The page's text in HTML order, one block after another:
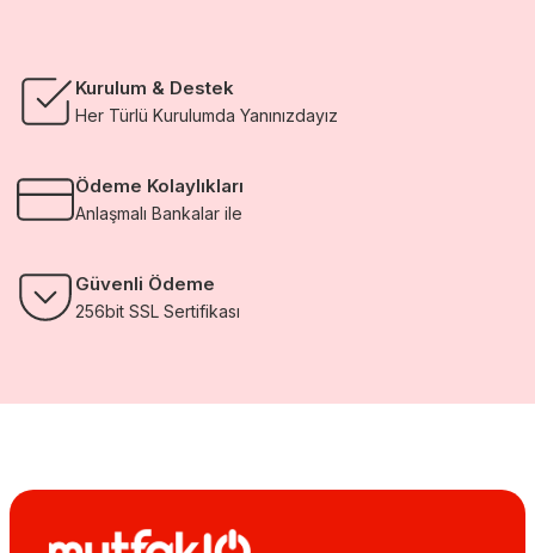
Kurulum & Destek
Her Türlü Kurulumda Yanınızdayız
Ödeme Kolaylıkları
Anlaşmalı Bankalar ile
Güvenli Ödeme
256bit SSL Sertifikası